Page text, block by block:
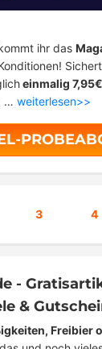
ihr das
einmalig
… weiterlesen>>
3 4
-
&
Freibier